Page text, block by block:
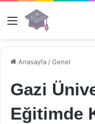
Menü
Anasayfa /Genel
Gazi
Eğitimde